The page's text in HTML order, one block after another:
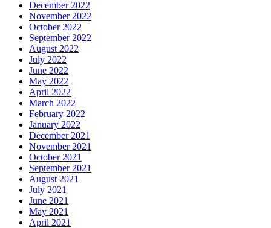
December 2022
November 2022
October 2022
September 2022
August 2022
July 2022
June 2022
May 2022
April 2022
March 2022
February 2022
January 2022
December 2021
November 2021
October 2021
September 2021
August 2021
July 2021
June 2021
May 2021
April 2021